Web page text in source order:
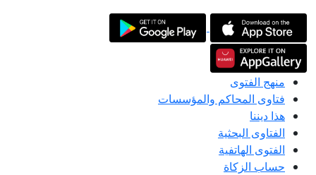
منهج الفتوى
فتاوى المحاكم والمؤسسات
هذا ديننا
الفتاوى البحثية
الفتوى الهاتفية
حساب الزكاة